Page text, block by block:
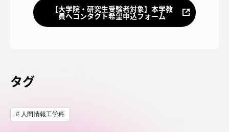
【大学院・研究生受験者対象】本学教
員へコンタクト希望申込フォーム
タグ
人間情報工学科